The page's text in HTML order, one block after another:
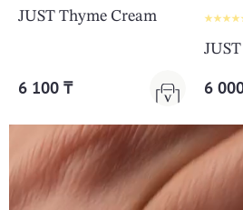
JUST Thyme Cream
6 100 ₸ 6